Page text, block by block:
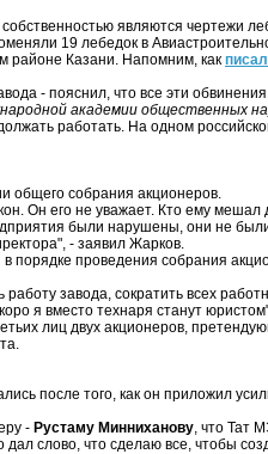
являются чертежи
19 лебедок в
районе Казани. Напомним, как
- пояснил, что все эти
академии общественных
работать. На одном
общего собрания акционеров.
Он его не уважает. Кто ему
были нарушены, они не
- заявил Жарков.
проведения собрания
завода, сократить всех
я вместо технаря станут
лиц двух акционеров,
после того, как он приложил
- Рустаму Минниханову, что Тат
слово, что сделаю все, чтобы